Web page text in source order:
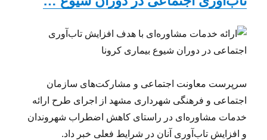
سرپرست معاونت اجتماعی و مشارکت‌های سازمان
اجتماعی و فرهنگی شهرداری مشهد از اجرای طرح ارائه
خدمات مشاوره‌ای در راستای کاهش اضطراب شهروندان
و افزایش تاب‌‌آوری آنان در شرایط فعلی خبر داد.